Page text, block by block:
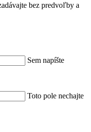
bez predvoľby a
Sem napíšte
Toto pole nechajte